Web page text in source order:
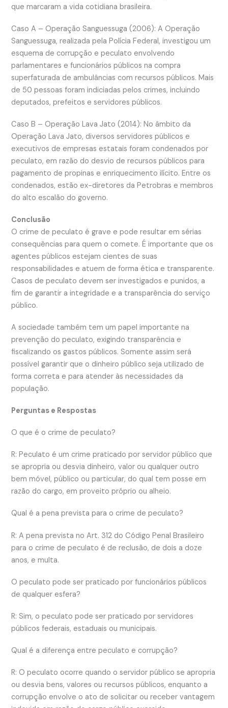
que marcaram a vida cotidiana brasileira.
Caso A – Operação Sanguessuga (2006): A Operação
Sanguessuga, realizada pela Polícia Federal, investigou um
esquema de corrupção e peculato envolvendo
parlamentares e funcionários públicos na compra
superfaturada de ambulâncias com recursos públicos. Mais
de 50 pessoas foram indiciadas pelos crimes, incluindo
deputados, prefeitos e servidores públicos.
Caso B – Operação Lava Jato (2014): No âmbito da
Operação Lava Jato, diversos servidores públicos e
executivos de empresas estatais foram condenados por
peculato, em razão do desvio de recursos públicos para
pagamento de propinas e enriquecimento ilícito. Entre os
condenados, estão ex-diretores da Petrobras e membros
do alto escalão do governo.
Conclusão
O crime de peculato é grave e pode resultar em sérias
consequências para quem o comete. É importante que os
agentes públicos estejam cientes de suas
responsabilidades e atuem de forma ética e transparente.
Casos de peculato devem ser investigados e punidos, a
fim de garantir a integridade e a transparência do serviço
público.
A sociedade também tem um papel importante na
prevenção do peculato, exigindo transparência e
fiscalizando os gastos públicos. Somente assim será
possível garantir que o dinheiro público seja utilizado de
forma correta e para atender às necessidades da
população.
Perguntas e Respostas
O que é o crime de peculato?
R: Peculato é um crime praticado por servidor público que
se apropria ou desvia dinheiro, valor ou qualquer outro
bem móvel, público ou particular, do qual tem posse em
razão do cargo, em proveito próprio ou alheio.
Qual é a pena prevista para o crime de peculato?
R: A pena prevista no Art. 312 do Código Penal Brasileiro
para o crime de peculato é de reclusão, de dois a doze
anos, e multa.
O peculato pode ser praticado por funcionários públicos
de qualquer esfera?
R: Sim, o peculato pode ser praticado por servidores
públicos federais, estaduais ou municipais.
Qual é a diferença entre peculato e corrupção?
R: O peculato ocorre quando o servidor público se apropria
ou desvia bens, valores ou recursos públicos, enquanto a
corrupção envolve o ato de solicitar ou receber vantagem